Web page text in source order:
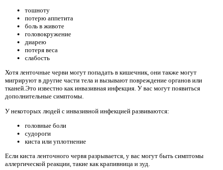
тошноту
потерю аппетита
боль в животе
головокружение
диарею
потеря веса
слабость
Хотя ленточные черви могут попадать в кишечник, они также могут
мигрируют в другие части тела и вызывают повреждение органов или
тканей.Это известно как инвазивная инфекция. У вас могут появиться
дополнительные симптомы.
У некоторых людей с инвазивной инфекцией развиваются:
головные боли
судороги
киста или уплотнение
Если киста ленточного червя разрывается, у вас могут быть симптомы
аллергической реакции, такие как крапивница и зуд.